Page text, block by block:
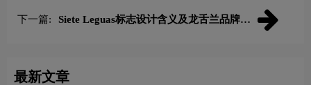
下一篇:
Siete Leguas标志设计含义及龙舌兰品牌设
最新文章